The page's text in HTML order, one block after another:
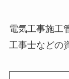
電気工事施工
工事士などの